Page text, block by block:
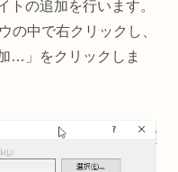
トの追加を行います。
の中で右クリックし、
…」をクリックしま